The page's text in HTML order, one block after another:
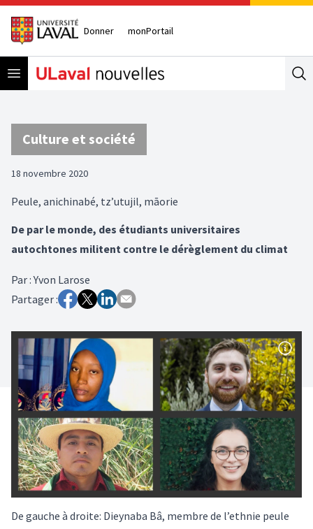
Donner monPortail
Open menu
Culture et société
18 novembre 2020
Peule, anichinabé, tz’utujil, māorie
De par le monde, des étudiants universitaires
autochtones militent contre le dérèglement du climat
Par:Yvon Larose
Partager :
De gauche à droite: Dieynaba Bâ, membre de l’ethnie peule